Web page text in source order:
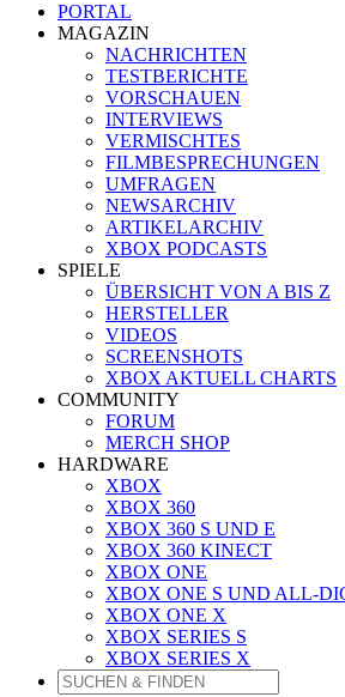
PORTAL
MAGAZIN
NACHRICHTEN
TESTBERICHTE
VORSCHAUEN
INTERVIEWS
VERMISCHTES
FILMBESPRECHUNGEN
UMFRAGEN
NEWSARCHIV
ARTIKELARCHIV
XBOX PODCASTS
SPIELE
ÜBERSICHT VON A BIS Z
HERSTELLER
VIDEOS
SCREENSHOTS
XBOX AKTUELL CHARTS
COMMUNITY
FORUM
MERCH SHOP
HARDWARE
XBOX
XBOX 360
XBOX 360 S UND E
XBOX 360 KINECT
XBOX ONE
XBOX ONE S UND ALL-
XBOX ONE X
XBOX SERIES S
XBOX SERIES X